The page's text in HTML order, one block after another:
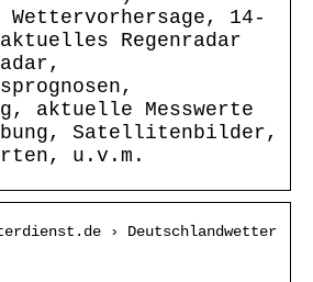
14-
Regenradar
aktuelle Messwerte
Satellitenbilder,
u.v.m.
› Deutschlandwetter